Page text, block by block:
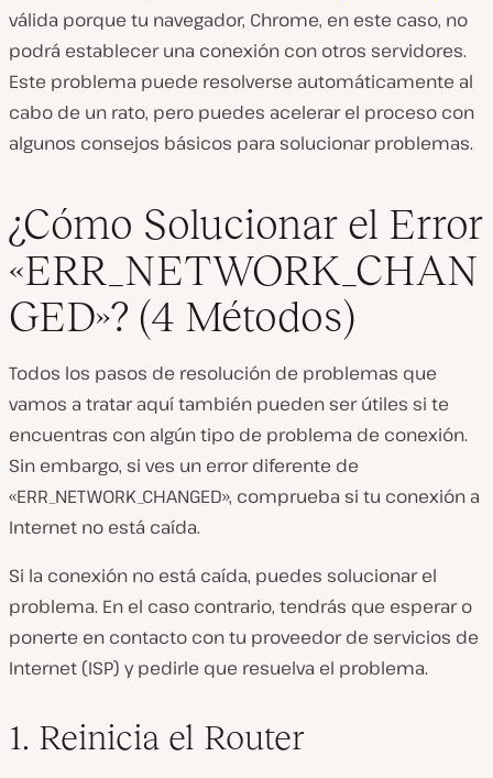
válida porque tu navegador, Chrome, en este caso, no
podrá establecer una conexión con otros servidores.
Este problema puede resolverse automáticamente al
cabo de un rato, pero puedes acelerar el proceso con
algunos consejos básicos para solucionar problemas.
¿Cómo Solucionar el Error
«ERR_NETWORK_CHAN
GED»? (4 Métodos)
Todos los pasos de resolución de problemas que
vamos a tratar aquí también pueden ser útiles si te
encuentras con algún tipo de problema de conexión.
Sin embargo, si ves un error diferente de
«ERR_NETWORK_CHANGED», comprueba si tu conexión a
Internet no está caída.
Si la conexión no está caída, puedes solucionar el
problema. En el caso contrario, tendrás que esperar o
ponerte en contacto con tu proveedor de servicios de
Internet (ISP) y pedirle que resuelva el problema.
1. Reinicia el Router